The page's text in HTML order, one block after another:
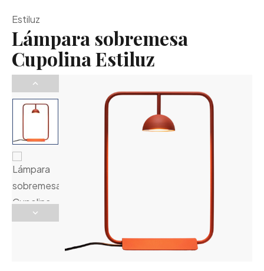
Estiluz
Lámpara sobremesa
Cupolina Estiluz